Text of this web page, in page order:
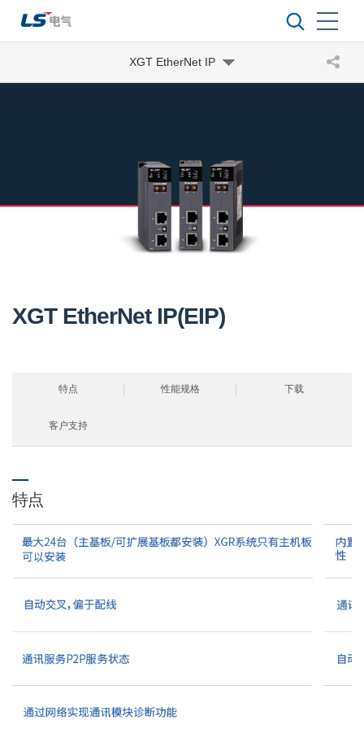
XGT EtherNet IP
XGT EtherNet IP(EIP)
特点 性能规格 下载
客户支持
特点